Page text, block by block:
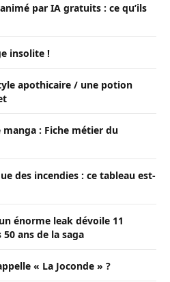
par IA gratuits : ce qu’ils
insolite !
apothicaire / une potion
: Fiche métier du
des incendies : ce tableau est-
énorme leak dévoile 11
ans de la saga
« La Joconde » ?